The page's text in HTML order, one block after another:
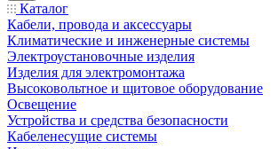
Каталог
Кабели, провода и аксессуары
Климатические и инженерные системы
Электроустановочные изделия
Изделия для электромонтажа
Высоковольтное и щитовое оборудование
Освещение
Устройства и средства безопасности
Кабеленесущие системы